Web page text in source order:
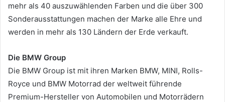
mehr als 40 auszuwählenden Farben und die über 300
Sonderausstattungen machen der Marke alle Ehre und
werden in mehr als 130 Ländern der Erde verkauft.
Die BMW Group
Die BMW Group ist mit ihren Marken BMW, MINI, Rolls-
Royce und BMW Motorrad der weltweit führende
Premium-Hersteller von Automobilen und Motorrädern